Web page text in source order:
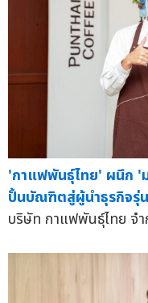
'กาแฟพันธุ์ไทย' ผนึก '
ปั้นบัณฑิตสู่ผู้นำธุรกิจรุ่น
บริษัท กาแฟพันธุ์ไทย จำ